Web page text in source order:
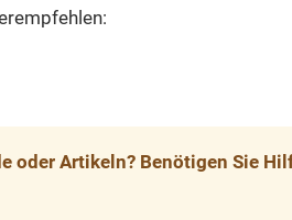
oder Artikeln? Benötigen Sie